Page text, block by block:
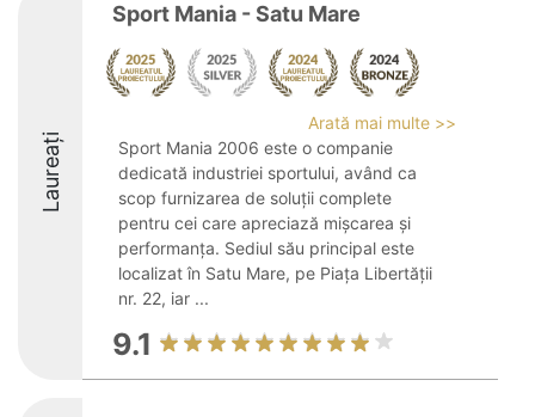
Laureați
Sport Mania - Satu Mare
Arată mai multe >>
Sport Mania 2006 este o companie
dedicată industriei sportului, având ca
scop furnizarea de soluții complete
pentru cei care apreciază mișcarea și
performanța. Sediul său principal este
localizat în Satu Mare, pe Piața Libertății
nr. 22, iar ...
9.1